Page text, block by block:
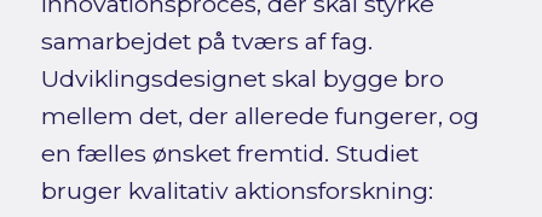
samarbejdet på tværs af fag.
Udviklingsdesignet skal bygge bro
mellem det, der allerede fungerer, og
en fælles ønsket fremtid. Studiet
bruger kvalitativ aktionsforskning: